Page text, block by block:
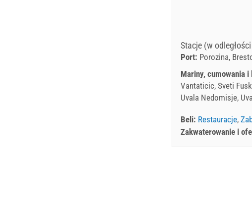
Stacje (w
Port: Porozina,
Mariny, cumowania
Vantaticic, Sveti
Uvala Nedomisje,
Beli: Restauracje,
Zakwaterowanie i